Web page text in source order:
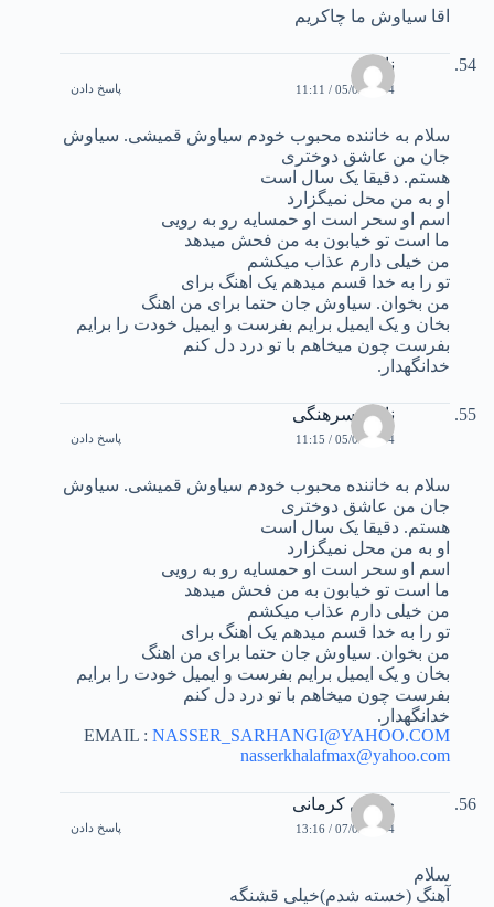
اقا سیاوش ما چاکریم
ناصر
05/03/2004 / 11:11 پاسخ دادن
سلام به خاننده محبوب خودم سیاوش قمیشی. سیاوش
جان من عاشق دوختری
هستم. دقیقا یک سال است
او به من محل نمیگزارد
اسم او سحر است او حمسایه رو به رویی
ما است تو خیابون به من فحش میدهد
من خیلی دارم عذاب میکشم
تو را به خدا قسم میدهم یک اهنگ برای
من بخوان. سیاوش جان حتما برای من اهنگ
بخان و یک ایمیل برایم بفرست و ایمیل خودت را برایم
بفرست چون میخاهم با تو درد دل کنم
خدانگهدار.
ناصر سرهنگی
05/03/2004 / 11:15 پاسخ دادن
سلام به خاننده محبوب خودم سیاوش قمیشی. سیاوش
جان من عاشق دوختری
هستم. دقیقا یک سال است
او به من محل نمیگزارد
اسم او سحر است او حمسایه رو به رویی
ما است تو خیابون به من فحش میدهد
من خیلی دارم عذاب میکشم
تو را به خدا قسم میدهم یک اهنگ برای
من بخوان. سیاوش جان حتما برای من اهنگ
بخان و یک ایمیل برایم بفرست و ایمیل خودت را برایم
بفرست چون میخاهم با تو درد دل کنم
خدانگهدار.
EMAIL : NASSER_SARHANGI@YAHOO.COM
nasserkhalafmax@yahoo.com
حسین کرمانی
07/03/2004 / 13:16 پاسخ دادن
سلام
آهنگ (خسته شدم)خیلی قشنگه